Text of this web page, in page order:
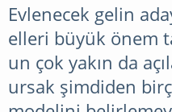
Evlenecek gelin
elleri büyük önem
un çok yakın da
ursak şimdiden